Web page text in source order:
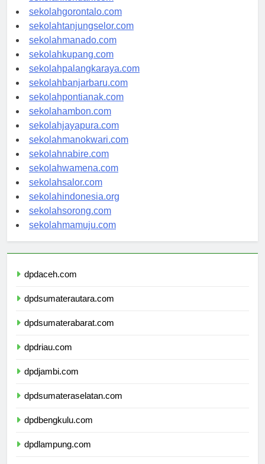
sekolahkendari.com
sekolahgorontalo.com
sekolahtanjungselor.com
sekolahmanado.com
sekolahkupang.com
sekolahpalangkaraya.com
sekolahbanjarbaru.com
sekolahpontianak.com
sekolahambon.com
sekolahjayapura.com
sekolahmanokwari.com
sekolahnabire.com
sekolahwamena.com
sekolahsalor.com
sekolahindonesia.org
sekolahsorong.com